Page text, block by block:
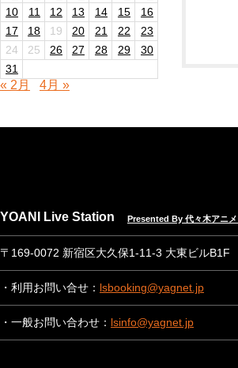
10
11 12 13 14 15
16
17
18 19 20 21 22
23
24
25 26 27 28 29
30
31
« 2月 4月 »
YOANI Live Station Presented By 代々木アニ
〒169-0072 新宿区大久保1-11-3 大東ビル
・利用お問い合せ： lsbooking@yagnet.jp
・一般お問い合わせ： lsinfo@yagnet.jp